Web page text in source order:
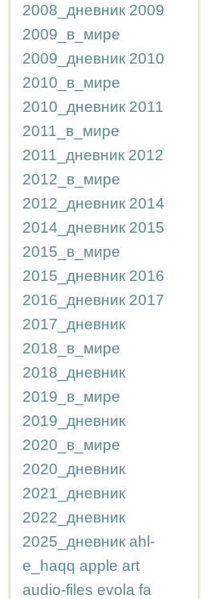
2008_дневник 2009
2009_в_мире
2009_дневник 2010
2010_в_мире
2010_дневник 2011
2011_в_мире
2011_дневник 2012
2012_в_мире
2012_дневник 2014
2014_дневник 2015
2015_в_мире
2015_дневник 2016
2016_дневник 2017
2017_дневник
2018_в_мире
2018_дневник
2019_в_мире
2019_дневник
2020_в_мире
2020_дневник
2021_дневник
2022_дневник
2025_дневник ahl-
e_haqq apple art
audio-files evola fa